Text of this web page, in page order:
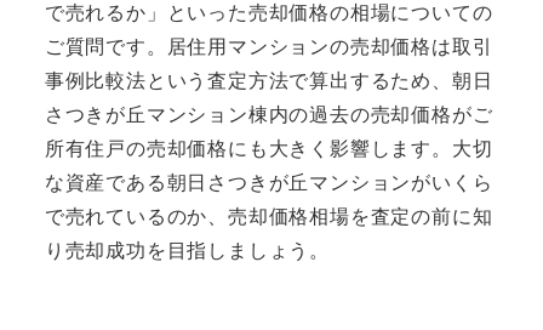
で売れるか」といった売却価格の相場についての
ご質問です。居住用マンションの売却価格は取引
事例比較法という査定方法で算出するため、朝日
さつきが丘マンション棟内の過去の売却価格がご
所有住戸の売却価格にも大きく影響します。大切
な資産である朝日さつきが丘マンションがいくら
で売れているのか、売却価格相場を査定の前に知
り売却成功を目指しましょう。